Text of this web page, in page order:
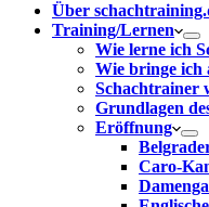
Über
Training/Lernen
Wie lerne ich
Wie bringe ich
Schachtrainer
Grundlagen
Eröffnung
Caro-